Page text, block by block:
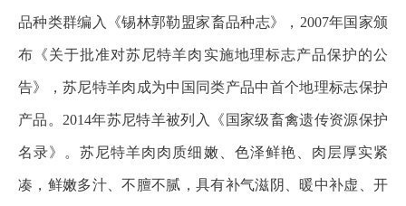
品种类群编入《锡林郭勒盟家畜品种志》，2007年国家颁
布《关于批准对苏尼特羊肉实施地理标志产品保护的公
告》，苏尼特羊肉成为中国同类产品中首个地理标志保护
产品。2014年苏尼特羊被列入《国家级畜禽遗传资源保护
名录》。苏尼特羊肉肉质细嫩、色泽鲜艳、肉层厚实紧
凑，鲜嫩多汁、不膻不腻，具有补气滋阴、暖中补虚、开